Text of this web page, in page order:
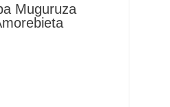
Muguruza